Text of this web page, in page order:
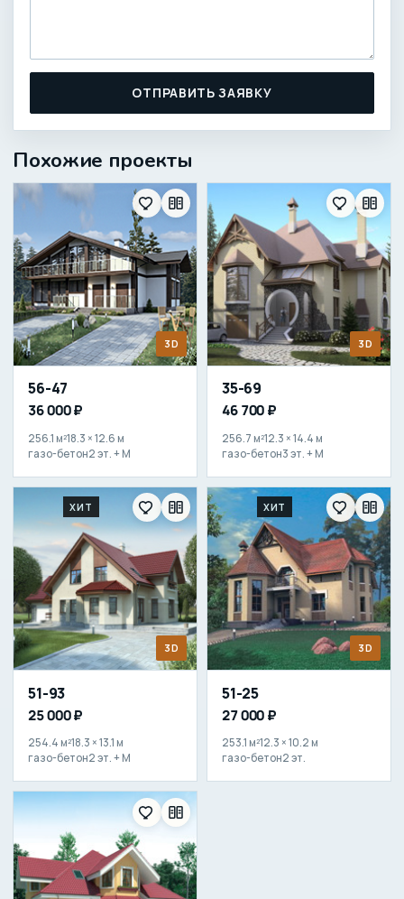
ОТПРАВИТЬ ЗАЯВКУ
Похожие проекты
3D
56-47
36 000 ₽
256.1 м²18.3 × 12.6 м
газо-бетон2 эт. + М
3D
35-69
46 700 ₽
256.7 м²12.3 × 14.4 м
газо-бетон3 эт. + М
3D
ХИТ
51-93
25 000 ₽
254.4 м²18.3 × 13.1 м
газо-бетон2 эт. + М
3D
ХИТ
51-25
27 000 ₽
253.1 м²12.3 × 10.2 м
газо-бетон2 эт.